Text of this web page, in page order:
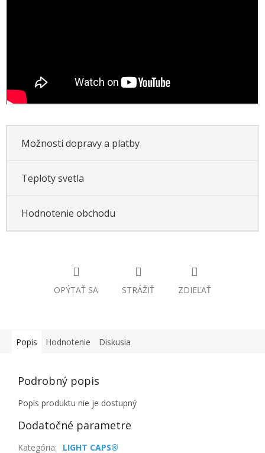
Možnosti dopravy a platby
Teploty svetla
Hodnotenie obchodu
OPÝTAŤ SA STRÁŽIŤ ZDIEĽAŤ
Popis Hodnotenie Diskusia
Podrobný popis
Popis produktu nie je dostupný
Dodatočné parametre
Kategória:
LIGHT CAPS®